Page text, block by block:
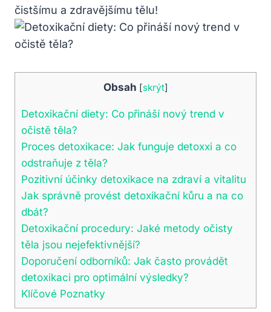
čistšímu a zdravějšímu tělu!
Obsah [skrýt]
Detoxikační diety: Co přináší nový trend v
očistě těla?
Proces detoxikace: Jak funguje detoxxi a co
odstraňuje z těla?
Pozitivní účinky detoxikace na zdraví a vitalitu
Jak správně provést detoxikační kůru a na co
dbát?
Detoxikační procedury: Jaké metody očisty
těla jsou nejefektivnější?
Doporučení odborníků: Jak často provádět
detoxikaci pro optimální výsledky?
Klíčové Poznatky